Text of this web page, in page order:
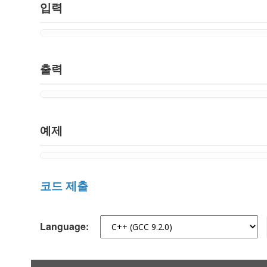
입력
출력
예제
코드 제출
Language: